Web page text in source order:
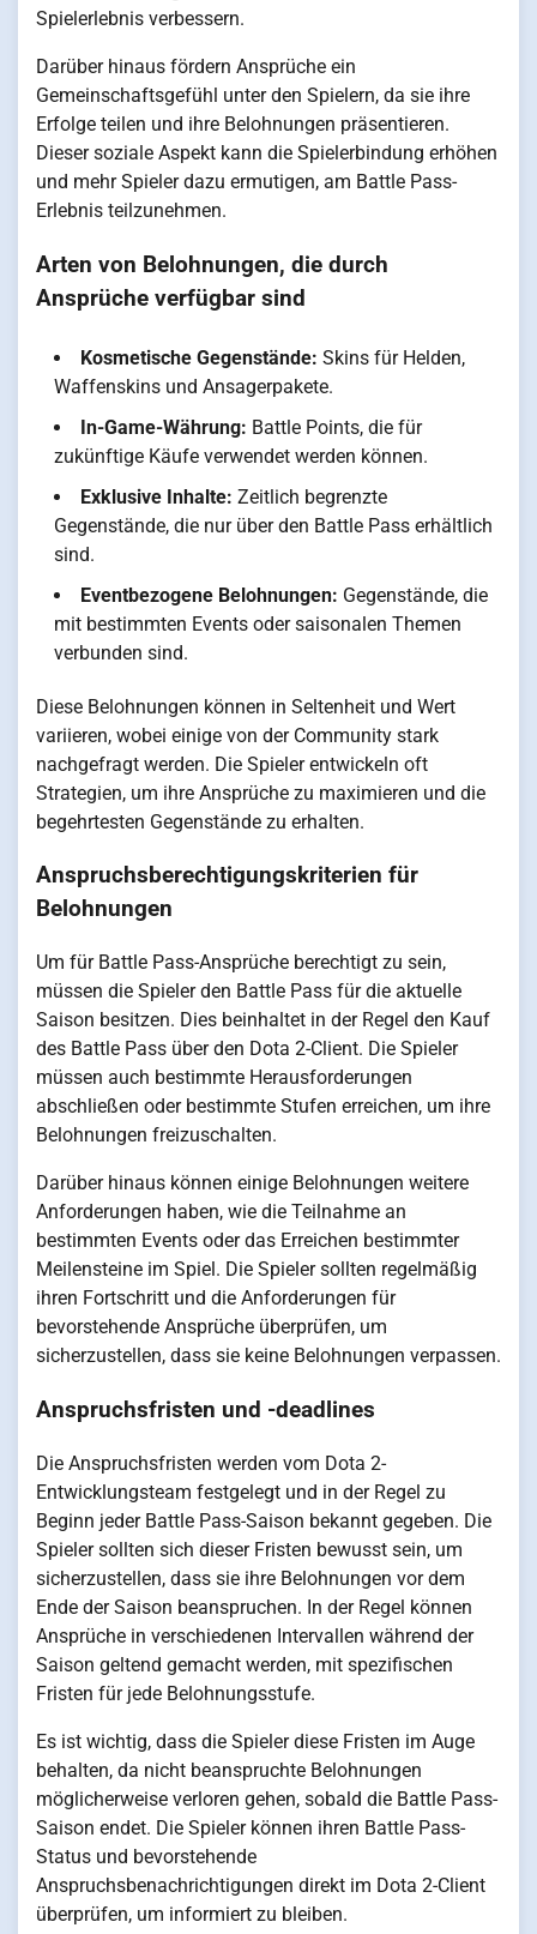
Spielerlebnis verbessern.
Darüber hinaus fördern Ansprüche ein
Gemeinschaftsgefühl unter den Spielern, da sie ihre
Erfolge teilen und ihre Belohnungen präsentieren.
Dieser soziale Aspekt kann die Spielerbindung erhöhen
und mehr Spieler dazu ermutigen, am Battle Pass-
Erlebnis teilzunehmen.
Arten von Belohnungen, die durch
Ansprüche verfügbar sind
Kosmetische Gegenstände: Skins für Helden,
Waffenskins und Ansagerpakete.
In-Game-Währung: Battle Points, die für
zukünftige Käufe verwendet werden können.
Exklusive Inhalte: Zeitlich begrenzte
Gegenstände, die nur über den Battle Pass erhältlich
sind.
Eventbezogene Belohnungen: Gegenstände, die
mit bestimmten Events oder saisonalen Themen
verbunden sind.
Diese Belohnungen können in Seltenheit und Wert
variieren, wobei einige von der Community stark
nachgefragt werden. Die Spieler entwickeln oft
Strategien, um ihre Ansprüche zu maximieren und die
begehrtesten Gegenstände zu erhalten.
Anspruchsberechtigungskriterien für
Belohnungen
Um für Battle Pass-Ansprüche berechtigt zu sein,
müssen die Spieler den Battle Pass für die aktuelle
Saison besitzen. Dies beinhaltet in der Regel den Kauf
des Battle Pass über den Dota 2-Client. Die Spieler
müssen auch bestimmte Herausforderungen
abschließen oder bestimmte Stufen erreichen, um ihre
Belohnungen freizuschalten.
Darüber hinaus können einige Belohnungen weitere
Anforderungen haben, wie die Teilnahme an
bestimmten Events oder das Erreichen bestimmter
Meilensteine im Spiel. Die Spieler sollten regelmäßig
ihren Fortschritt und die Anforderungen für
bevorstehende Ansprüche überprüfen, um
sicherzustellen, dass sie keine Belohnungen verpassen.
Anspruchsfristen und -deadlines
Die Anspruchsfristen werden vom Dota 2-
Entwicklungsteam festgelegt und in der Regel zu
Beginn jeder Battle Pass-Saison bekannt gegeben. Die
Spieler sollten sich dieser Fristen bewusst sein, um
sicherzustellen, dass sie ihre Belohnungen vor dem
Ende der Saison beanspruchen. In der Regel können
Ansprüche in verschiedenen Intervallen während der
Saison geltend gemacht werden, mit spezifischen
Fristen für jede Belohnungsstufe.
Es ist wichtig, dass die Spieler diese Fristen im Auge
behalten, da nicht beanspruchte Belohnungen
möglicherweise verloren gehen, sobald die Battle Pass-
Saison endet. Die Spieler können ihren Battle Pass-
Status und bevorstehende
Anspruchsbenachrichtigungen direkt im Dota 2-Client
überprüfen, um informiert zu bleiben.